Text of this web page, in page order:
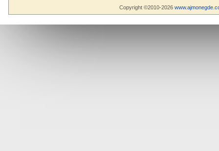
Copyright ©2010-2026